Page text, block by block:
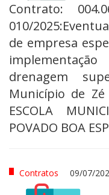
Contrato:
010/
de empresa
drenagem
Município de Zé
ESCOLA
POVADO BOA
Contratos 09/07/